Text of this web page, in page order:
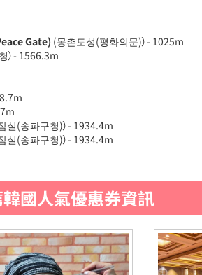
Gate) (몽촌토성(평화의문)）- 1025m
）- 1566.3m
실(송파구청)）- 1934.4m
실(송파구청)）- 1934.4m
國人氣優惠券資訊